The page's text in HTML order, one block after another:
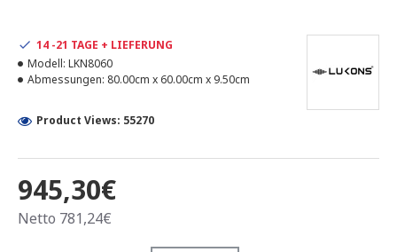
945,30€
Netto 781,24€
14 -21 TAGE + LIEFERUNG
Modell: LKN8060
Abmessungen: 80.00cm x 60.00cm x 9.50cm
Product Views: 55270